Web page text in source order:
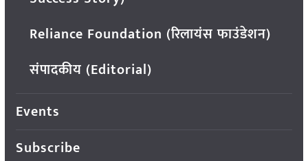
Reliance Foundation (रिलायंस फाउंडेशन)
संपादकीय (Editorial)
Events
Subscribe